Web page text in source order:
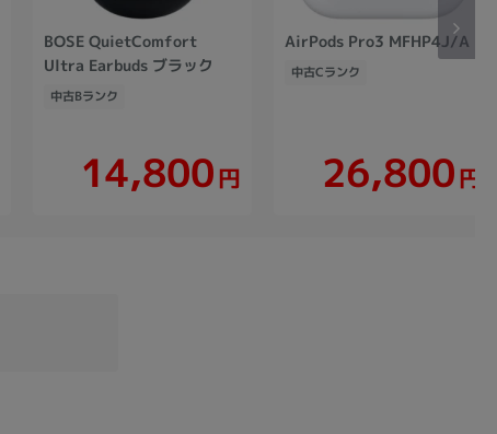
BOSE QuietComfort
Ultra Earbuds ブラック
中古Bランク
14,800円
AirPods Pro3 MFHP4J/A
中古Cランク
26,800円